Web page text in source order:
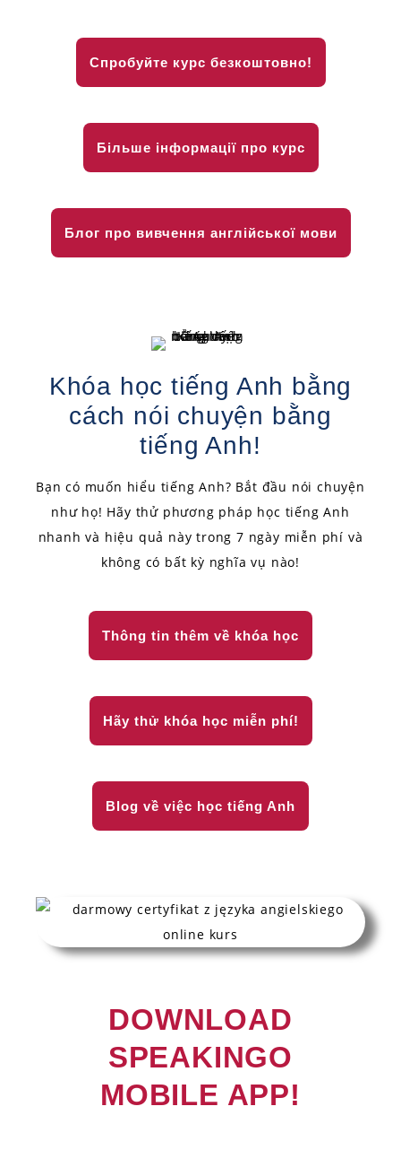
Спробуйте курс безкоштовно!
Більше інформації про курс
Блог про вивчення англійської мови
Khóa học tiếng Anh bằng
cách nói chuyện bằng
tiếng Anh!
Bạn có muốn hiểu tiếng Anh? Bắt đầu nói chuyện
như họ! Hãy thử phương pháp học tiếng Anh
nhanh và hiệu quả này trong 7 ngày miễn phí và
không có bất kỳ nghĩa vụ nào!
Thông tin thêm về khóa học
Hãy thử khóa học miễn phí!
Blog về việc học tiếng Anh
DOWNLOAD
SPEAKINGO
MOBILE APP!